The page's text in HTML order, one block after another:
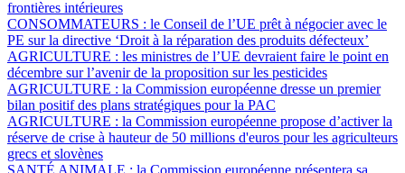
frontières intérieures
CONSOMMATEURS : le Conseil de l’UE prêt à négocier avec le
PE sur la directive ‘Droit à la réparation des produits défecteux’
AGRICULTURE : les ministres de l’UE devraient faire le point en
décembre sur l’avenir de la proposition sur les pesticides
AGRICULTURE : la Commission européenne dresse un premier
bilan positif des plans stratégiques pour la PAC
AGRICULTURE : la Commission européenne propose d’activer la
réserve de crise à hauteur de 50 millions d'euros pour les agriculteurs
grecs et slovènes
SANTÉ ANIMALE : la Commission européenne présentera sa